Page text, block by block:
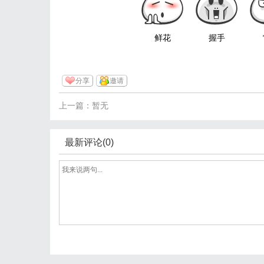
鲜花 握手
分享 邀请
上一篇：暂无
最新评论(0)